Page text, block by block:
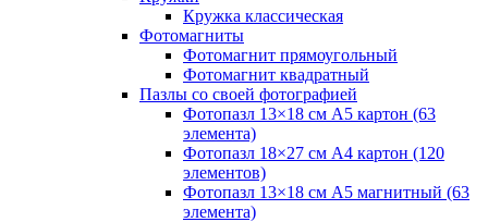
Кружка классическая
Фотомагниты
Фотомагнит прямоугольный
Фотомагнит квадратный
Пазлы со своей фотографией
Фотопазл 13×18 см А5 картон (63
элемента)
Фотопазл 18×27 см А4 картон (120
элементов)
Фотопазл 13×18 см А5 магнитный (63
элемента)